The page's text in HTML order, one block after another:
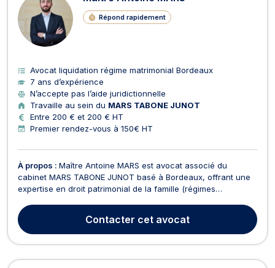
Répond rapidement
Avocat liquidation régime matrimonial Bordeaux
7 ans d’expérience
N’accepte pas l’aide juridictionnelle
Travaille au sein du MARS TABONE JUNOT
Entre 200 € et 200 € HT
Premier rendez-vous à 150€ HT
À propos : Maître Antoine MARS est avocat associé du
cabinet MARS TABONE JUNOT basé à Bordeaux, offrant une
expertise en droit patrimonial de la famille (régimes
international. Maître MARS accompagne ses clients dans
toutes les étapes de la gestion des conséquences
pécuniaires du div...
Contacter cet avocat